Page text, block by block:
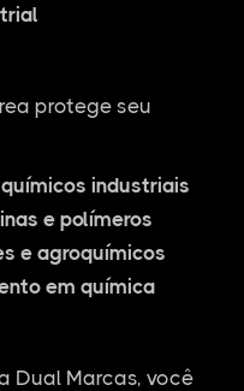
protege seu
industriais
e polímeros
e agroquímicos
em química
Dual Marcas, você